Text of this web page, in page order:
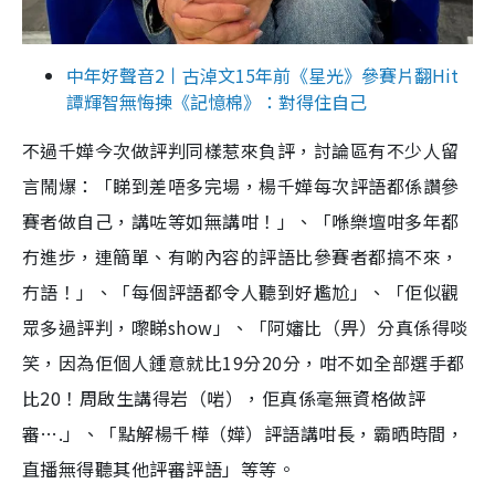
中年好聲音2丨古淖文15年前《星光》參賽片翻Hit
譚輝智無悔揀《記憶棉》：對得住自己
不過千嬅今次做評判同樣惹來負評，討論區有不少人留
言鬧爆：「睇到差唔多完場，楊千嬅每次評語都係讚參
賽者做自己，講咗等如無講咁！」、「喺樂壇咁多年都
冇進步，連簡單、有啲內容的評語比參賽者都搞不來，
冇語！」、「每個評語都令人聽到好尷尬」、「佢似觀
眾多過評判，嚟睇show」、「阿嬸比（畀）分真係得啖
笑，因為佢個人鍾意就比19分20分，咁不如全部選手都
比20！周啟生講得岩（啱），佢真係毫無資格做評
審….」、「點解楊千樺（嬅）評語講咁長，霸晒時間，
直播無得聽其他評審評語」等等。